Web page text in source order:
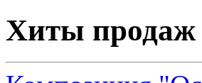
Хиты продаж